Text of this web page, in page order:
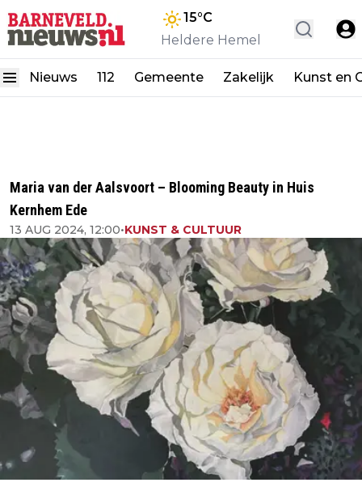
15°C
Heldere Hemel
Nieuws 112 Gemeente Zakelijk Kunst en
Maria van der Aalsvoort – Blooming Beauty in Huis
Kernhem Ede
13 AUG 2024, 12:00•KUNST & CULTUUR